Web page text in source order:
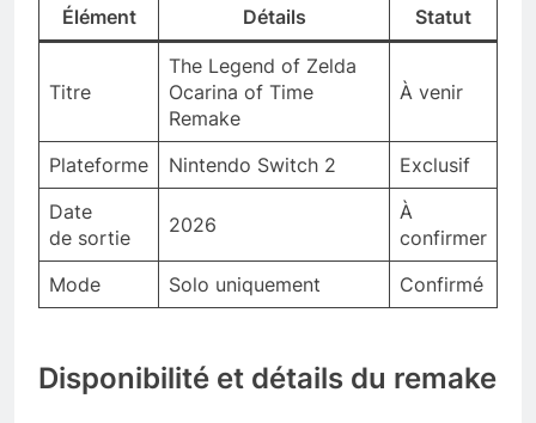
Élément Détails Statut
Titre
The Legend of Zelda
Ocarina of Time
Remake
À venir
Plateforme Nintendo Switch 2
Exclusif
Date
de sortie
2026
À
confirmer
Mode
Solo uniquement Confirmé
Disponibilité et détails du remake